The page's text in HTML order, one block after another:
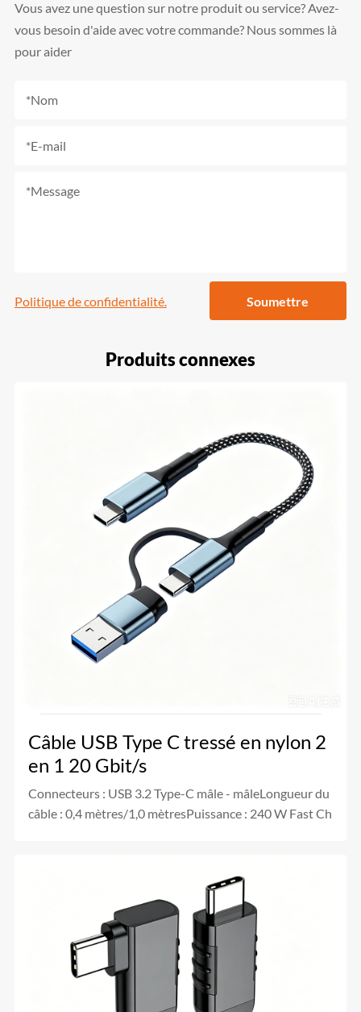
Vous avez une question sur notre produit ou service? Avez-
vous besoin d'aide avec votre commande? Nous sommes là
pour aider
Politique de confidentialité. Soumettre
Produits connexes
Câble USB Type C tressé en nylon 2
en 1 20 Gbit/s
Connecteurs : USB 3.2 Type-C mâle - mâleLongueur du
câble : 0,4 mètres/1,0 mètresPuissance : 240 W Fast Ch